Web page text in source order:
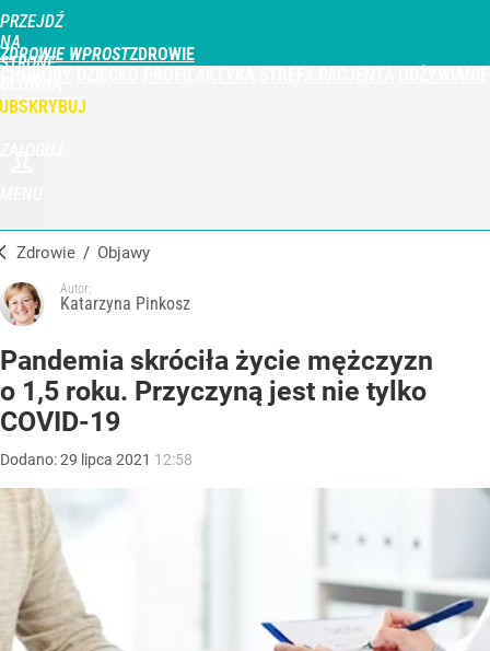
PRZEJDŹ
NA
STRONĘ
WPROST.PL
ZDROWIE WPROST
Zdrowie / Objawy
Autor:
Katarzyna Pinkosz
Pandemia skróciła życie mężczyzn
o 1,5 roku. Przyczyną jest nie tylko
COVID-19
Dodano:29 lipca 2021 12:58